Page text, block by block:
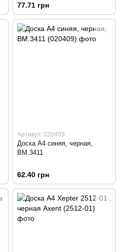
77.71 грн
Артикул: 020409
Доска А4 синяя, черная,
ВМ.3411
62.40 грн